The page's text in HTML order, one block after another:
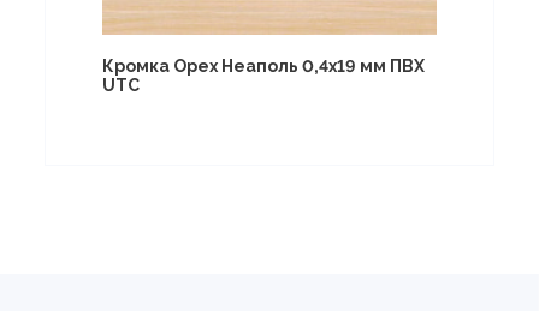
Кромка Орех Неаполь 0,4х19 мм ПВХ
UTC